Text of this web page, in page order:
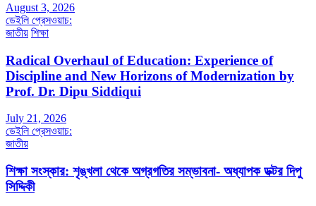
August 3, 2026
ডেইলি প্রেসওয়াচ:
জাতীয় শিক্ষা
Radical Overhaul of Education: Experience of
Discipline and New Horizons of Modernization by
Prof. Dr. Dipu Siddiqui
July 21, 2026
ডেইলি প্রেসওয়াচ:
জাতীয়
শিক্ষা সংস্কার: শৃঙ্খলা থেকে অগ্রগতির সম্ভাবনা- অধ্যাপক ডক্টর দিপু
সিদ্দিকী